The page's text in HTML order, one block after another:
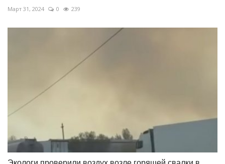
Март 31, 2024 0 239